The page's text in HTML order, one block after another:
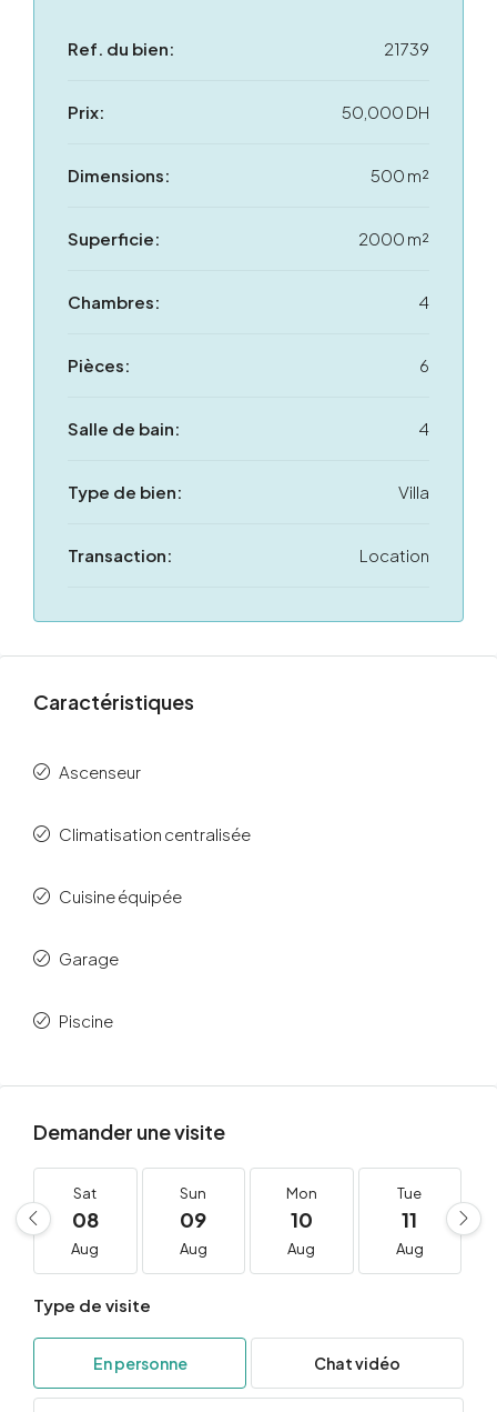
Ref. du bien: 21739
Prix: 50,000 DH
Dimensions: 500 m²
Superficie: 2000 m²
Chambres: 4
Pièces: 6
Salle de bain: 4
Type de bien: Villa
Transaction: Location
Caractéristiques
Ascenseur
Climatisation centralisée
Cuisine équipée
Garage
Piscine
Demander une visite
Sat
08
Aug
Sun
09
Aug
Mon
10
Aug
Tue
11
Aug
Type de visite
En personne Chat vidéo